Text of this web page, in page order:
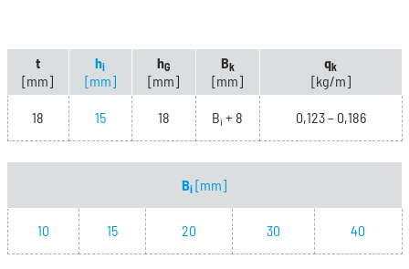
t
[mm]
hi
[mm]
hG
[mm]
Bk
[mm]
qk
[kg/m]
18 15 18 Bi + 8 0,123 – 0,186
Bi [mm]
10 15 20 30 40